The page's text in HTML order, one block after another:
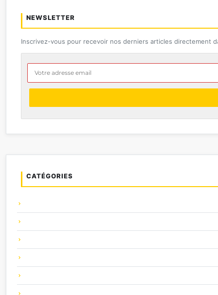
NEWSLETTER
Inscrivez-vous pour recevoir nos derniers articles directement
CATÉGORIES